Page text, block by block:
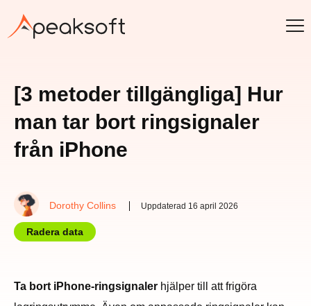
[3 metoder tillgängliga] Hur
man tar bort ringsignaler
från iPhone
Dorothy Collins Uppdaterad 16 april 2026
Radera data
Ta bort iPhone-ringsignaler hjälper till att frigöra